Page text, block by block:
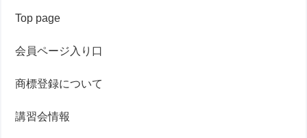
Top page
会員ページ入り口
商標登録について
講習会情報